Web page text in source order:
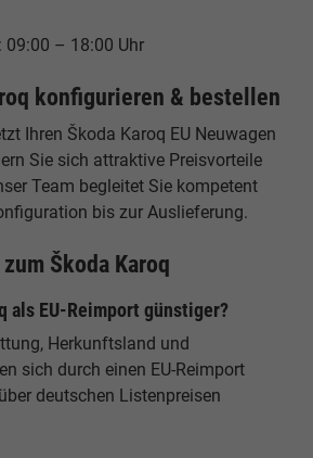
09:00 – 18:00 Uhr
konfigurieren & bestellen
Ihren Škoda Karoq EU Neuwagen
Sie sich attraktive Preisvorteile
Team begleitet Sie kompetent
bis zur Auslieferung.
Škoda Karoq
als EU-Reimport günstiger?
Herkunftsland und
sich durch einen EU-Reimport
deutschen Listenpreisen